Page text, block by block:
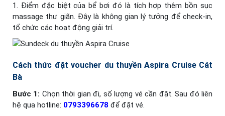
1. Điểm đặc biệt của bể bơi đó là tích hợp thêm bồn sục
massage thư giãn. Đây là không gian lý tưởng để check-in,
tổ chức các hoạt động giải trí.
Cách thức đặt voucher du thuyền Aspira Cruise Cát
Bà
Bước 1: Chọn thời gian đi, số lượng vé cần đặt. Sau đó liên
hệ qua hotline: 0793396678 để đặt vé.